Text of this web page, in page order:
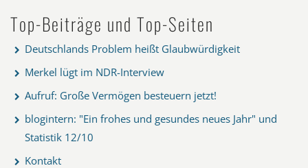
Top-Beiträge und Top-Seiten
Deutschlands Problem heißt Glaubwürdigkeit
Merkel lügt im NDR-Interview
Aufruf: Große Vermögen besteuern jetzt!
blogintern: "Ein frohes und gesundes neues Jahr" und
Statistik 12/10
Kontakt